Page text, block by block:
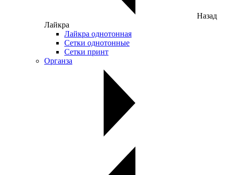
Назад
Лайкра
Лайкра однотонная
Сетки однотонные
Сетки принт
Органза